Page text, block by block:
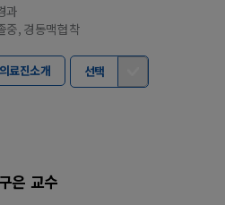
과
중, 경동맥협착
의료진소개 선택
은 교수